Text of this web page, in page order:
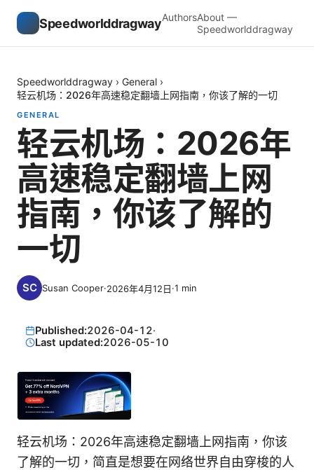
SpeedworlddragwayAuthorsAbout —
Speedworlddragway
Speedworlddragway › General ›
轻云机场：2026年高速稳定翻墙上网指南，你该了解的一切
GENERAL
轻云机场：2026年
高速稳定翻墙上网
指南，你该了解的
一切
Susan Cooper·2026年4月12日·1 min
Published:2026-04-12·
Last updated:2026-05-10
轻云机场：2026年高速稳定翻墙上网指南，你该
了解的一切，简直是想要在网络世界自由穿梭的人